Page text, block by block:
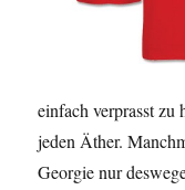
einfach verprasst zu
jeden Äther.
Georgie nur